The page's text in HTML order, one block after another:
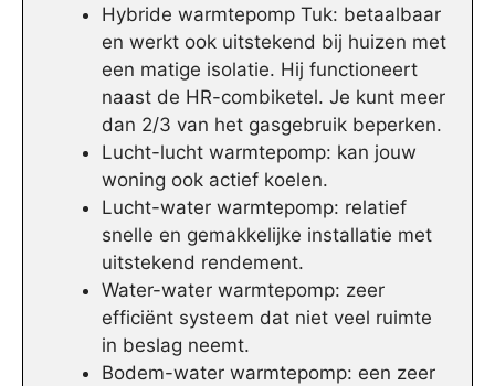
Hybride warmtepomp Tuk: betaalbaar
en werkt ook uitstekend bij huizen met
een matige isolatie. Hij functioneert
naast de HR-combiketel. Je kunt meer
dan 2/3 van het gasgebruik beperken.
Lucht-lucht warmtepomp: kan jouw
woning ook actief koelen.
Lucht-water warmtepomp: relatief
snelle en gemakkelijke installatie met
uitstekend rendement.
Water-water warmtepomp: zeer
efficiënt systeem dat niet veel ruimte
in beslag neemt.
Bodem-water warmtepomp: een zeer